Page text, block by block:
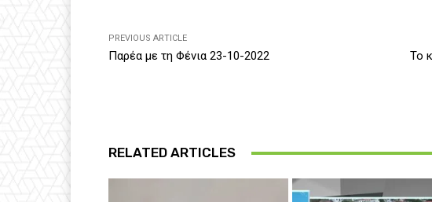
PREVIOUS ARTICLE
Παρέα με τη Φένια 23-10-2022 Το
RELATED ARTICLES